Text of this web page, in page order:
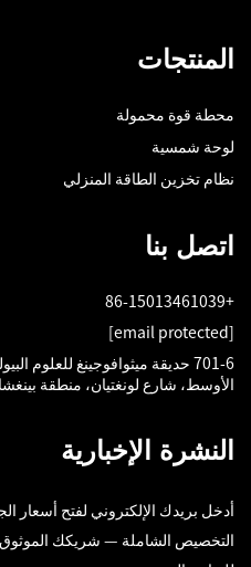
المنتجات
محطة قوة محمولة
لوحة شمسية
نظام تخزين الطاقة المنزلي
اتصل بنا
+86-15013461039
[email protected]
الأوسط، شارع لونغتيان، منطقة
النشرة الإخبارية
أدخل بريدك الإلكتروني لفتح أسعار
التخصيص الشاملة — شريكك